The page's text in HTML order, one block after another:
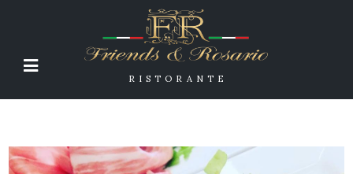
RISTORANTE